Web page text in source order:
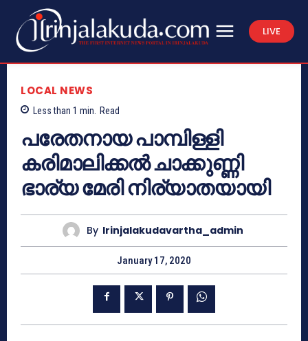
LIVE
LOCAL NEWS
Less than 1 min. Read
പരേതനായ പാമ്പിള്ളി
കരിമാലിക്കല്‍ ചാക്കുണ്ണി
ഭാര്യ മേരി നിര്യാതയായി
By Irinjalakudavartha_admin
January 17, 2020